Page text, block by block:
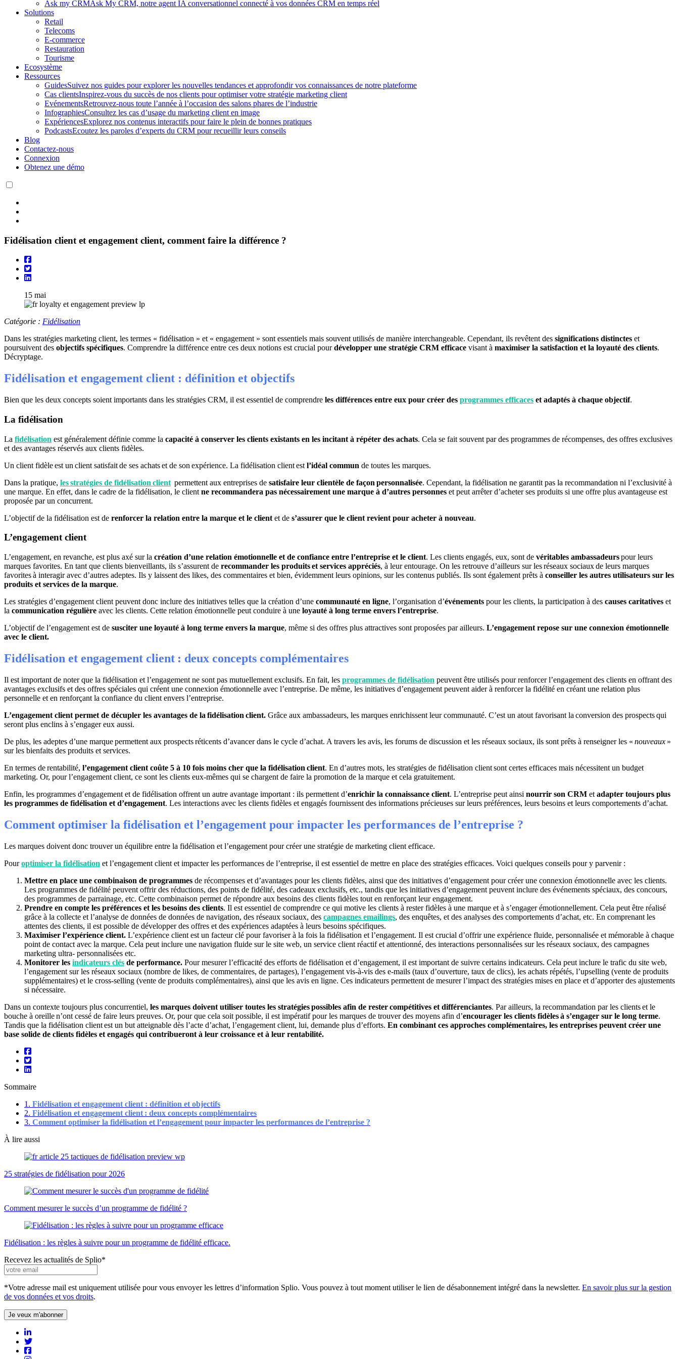
Ask my CRMAsk My CRM, notre agent IA conversationnel connecté à vos données CRM en temps réel
Solutions
Retail
Telecoms
E-commerce
Restauration
Tourisme
Ecosystème
Ressources
GuidesSuivez nos guides pour explorer les nouvelles tendances et approfondir vos connaissances de notre plateforme
Cas clientsInspirez-vous du succès de nos clients pour optimiser votre stratégie marketing client
EvénementsRetrouvez-nous toute l’année à l’occasion des salons phares de l’industrie
InfographiesConsultez les cas d’usage du marketing client en image
ExpériencesExplorez nos contenus interactifs pour faire le plein de bonnes pratiques
PodcastsEcoutez les paroles d’experts du CRM pour recueillir leurs conseils
Blog
Contactez-nous
Connexion
Obtenez une démo
Fidélisation client et engagement client, comment faire la différence ?
15 mai
Catégorie : Fidélisation
Dans les stratégies marketing client, les termes « fidélisation » et « engagement » sont essentiels mais souvent utilisés de manière interchangeable. Cependant, ils revêtent des significations distinctes et
poursuivent des objectifs spécifiques. Comprendre la différence entre ces deux notions est crucial pourdévelopper une stratégie CRM efficace visant à maximiser la satisfaction et la loyauté des clients.
Décryptage.
Fidélisation et engagement client : définition et objectifs
Bien que les deux concepts soient importants dans les stratégies CRM, il est essentiel de comprendre les différences entre eux pour créer des programmes efficaces et adaptés à chaque objectif.
La fidélisation
La fidélisation est généralement définie comme la capacité à conserver les clients existants en les incitant à répéter des achats. Cela se fait souvent par des programmes de récompenses, des offres exclusives
et des avantages réservés aux clients fidèles.
Un client fidèle est un client satisfait de ses achats et de son expérience. La fidélisation client est l’idéal commun de toutes les marques.
Dans la pratique, les stratégies de fidélisation client permettent aux entreprises de satisfaire leur clientèle de façon personnalisée. Cependant, la fidélisation ne garantit pas la recommandation ni l’exclusivité à
une marque. En effet, dans le cadre de la fidélisation, le client ne recommandera pas nécessairement une marque à d’autres personnes et peut arrêter d’acheter ses produits si une offre plus avantageuse est
proposée par un concurrent.
L’objectif de la fidélisation est de renforcer la relation entre la marque et le client et de s’assurer que le client revient pour acheter à nouveau.
L’engagement client
L’engagement, en revanche, est plus axé sur la création d’une relation émotionnelle et de confiance entre l’entreprise et le client. Les clients engagés, eux, sont de véritables ambassadeurspour leurs
marques favorites. En tant que clients bienveillants, ils s’assurent de recommander les produits et services appréciés, à leur entourage. On les retrouve d’ailleurs sur les réseaux sociaux de leurs marques
favorites à interagir avec d’autres adeptes. Ils y laissent des likes, des commentaires et bien, évidemment leurs opinions, sur les contenus publiés. Ils sont également prêts à conseiller les autres utilisateurs sur les
produits et services de la marque.
Les stratégies d’engagement client peuvent donc inclure des initiatives telles que la création d’une communauté en ligne, l’organisation d’événements pour les clients, la participation à des causes caritatives et
la communication régulière avec les clients. Cette relation émotionnelle peut conduire à une loyauté à long terme envers l’entreprise.
L’objectif de l’engagement est de susciter une loyauté à long terme envers la marque, même si des offres plus attractives sont proposées par ailleurs. L’engagement repose sur une connexion émotionnelle
avec le client.
Fidélisation et engagement client : deux concepts complémentaires
Il est important de noter que la fidélisation et l’engagement ne sont pas mutuellement exclusifs. En fait, les programmes de fidélisation peuvent être utilisés pour renforcer l’engagement des clients en offrant des
avantages exclusifs et des offres spéciales qui créent une connexion émotionnelle avec l’entreprise. De même, les initiatives d’engagement peuvent aider à renforcer la fidélité en créant une relation plus
personnelle et en renforçant la confiance du client envers l’entreprise.
L’engagement client permet de décupler les avantages de la fidélisation client. Grâce aux ambassadeurs, les marques enrichissent leur communauté. C’est un atout favorisant la conversion des prospects qui
seront plus enclins à s’engager eux aussi.
De plus, les adeptes d’une marque permettent aux prospects réticents d’avancer dans le cycle d’achat. A travers les avis, les forums de discussion et les réseaux sociaux, ils sont prêts à renseigner les « nouveaux »
sur les bienfaits des produits et services.
En termes de rentabilité, l’engagement client coûte 5 à 10 fois moins cher que la fidélisation client. En d’autres mots, les stratégies de fidélisation client sont certes efficaces mais nécessitent un budget
marketing. Or, pour l’engagement client, ce sont les clients eux-mêmes qui se chargent de faire la promotion de la marque et cela gratuitement.
Enfin, les programmes d’engagement et de fidélisation offrent un autre avantage important : ils permettent d’enrichir la connaissance client. L’entreprise peut ainsi nourrir son CRM et adapter toujours plus
les programmes de fidélisation et d’engagement. Les interactions avec les clients fidèles et engagés fournissent des informations précieuses sur leurs préférences, leurs besoins et leurs comportements d’achat.
Comment optimiser la fidélisation et l’engagement pour impacter les performances de l’entreprise ?
Les marques doivent donc trouver un équilibre entre la fidélisation et l’engagement pour créer une stratégie de marketing client efficace.
Pouroptimiser la fidélisation et l’engagement client et impacter les performances de l’entreprise, il est essentiel de mettre en place des stratégies efficaces. Voici quelques conseils pour y parvenir :
Mettre en place une combinaison de programmes de récompenses et d’avantages pour les clients fidèles, ainsi que des initiatives d’engagement pour créer une connexion émotionnelle avec les clients.
Les programmes de fidélité peuvent offrir des réductions, des points de fidélité, des cadeaux exclusifs, etc., tandis que les initiatives d’engagement peuvent inclure des événements spéciaux, des concours,
des programmes de parrainage, etc. Cette combinaison permet de répondre aux besoins des clients fidèles tout en renforçant leur engagement.
Prendre en compte les préférences et les besoins des clients. Il est essentiel de comprendre ce qui motive les clients à rester fidèles à une marque et à s’engager émotionnellement. Cela peut être réalisé
grâce à la collecte et l’analyse de données de données de navigation, des réseaux sociaux, des campagnes emailings, des enquêtes, et des analyses des comportements d’achat, etc. En comprenant les
attentes des clients, il est possible de développer des offres et des expériences adaptées à leurs besoins spécifiques.
Maximiser l’expérience client. L’expérience client est un facteur clé pour favoriser à la fois la fidélisation et l’engagement. Il est crucial d’offrir une expérience fluide, personnalisée et mémorable à chaque
point de contact avec la marque. Cela peut inclure une navigation fluide sur le site web, un service client réactif et attentionné, des interactions personnalisées sur les réseaux sociaux, des campagnes
marketing ultra- personnalisées etc.
Monitorer les indicateurs clés de performance. Pour mesurer l’efficacité des efforts de fidélisation et d’engagement, il est important de suivre certains indicateurs. Cela peut inclure le trafic du site web,
l’engagement sur les réseaux sociaux (nombre de likes, de commentaires, de partages), l’engagement vis-à-vis des e-mails (taux d’ouverture, taux de clics), les achats répétés, l’upselling (vente de produits
supplémentaires) et le cross-selling (vente de produits complémentaires), ainsi que les avis en ligne. Ces indicateurs permettent de mesurer l’impact des stratégies mises en place et d’apporter des ajustements
si nécessaire.
Dans un contexte toujours plus concurrentiel, les marques doivent utiliser toutes les stratégies possibles afin de rester compétitives et différenciantes. Par ailleurs, la recommandation par les clients et le
bouche à oreille n’ont cessé de faire leurs preuves. Or, pour que cela soit possible, il est impératif pour les marques de trouver des moyens afin d’encourager les clients fidèles à s’engager sur le long terme.
Tandis que la fidélisation client est un but atteignable dès l’acte d’achat, l’engagement client, lui, demande plus d’efforts. En combinant ces approches complémentaires, les entreprises peuvent créer une
base solide de clients fidèles et engagés qui contribueront à leur croissance et à leur rentabilité.
Sommaire
1. Fidélisation et engagement client : définition et objectifs
2. Fidélisation et engagement client : deux concepts complémentaires
3. Comment optimiser la fidélisation et l’engagement pour impacter les performances de l’entreprise ?
À lire aussi
25 stratégies de fidélisation pour 2026
Comment mesurer le succès d’un programme de fidélité ?
Fidélisation : les règles à suivre pour un programme de fidélité efficace.
Recevez les actualités de Splio*
*Votre adresse mail est uniquement utilisée pour vous envoyer les lettres d’information Splio. Vous pouvez à tout moment utiliser le lien de désabonnement intégré dans la newsletter. En savoir plus sur la gestion
de vos données et vos droits.